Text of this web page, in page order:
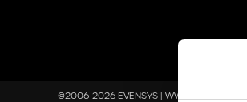
©2006-2026 EVENSYS | WWW.EVENSYS.RO